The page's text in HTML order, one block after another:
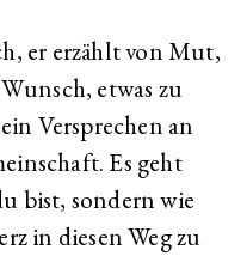
er erzählt von Mut,
etwas zu
Versprechen an
Es geht
bist, sondern wie
in diesen Weg zu